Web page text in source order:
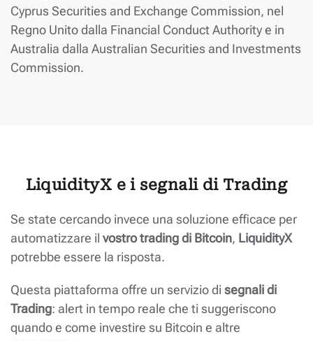
Cyprus Securities and Exchange Commission, nel
Regno Unito dalla Financial Conduct Authority e in
Australia dalla Australian Securities and Investments
Commission.
LiquidityX e i segnali di Trading
Se state cercando invece una soluzione efficace per
automatizzare il vostro trading di Bitcoin, LiquidityX
potrebbe essere la risposta.
Questa piattaforma offre un servizio di segnali di
Trading: alert in tempo reale che ti suggeriscono
quando e come investire su Bitcoin e altre